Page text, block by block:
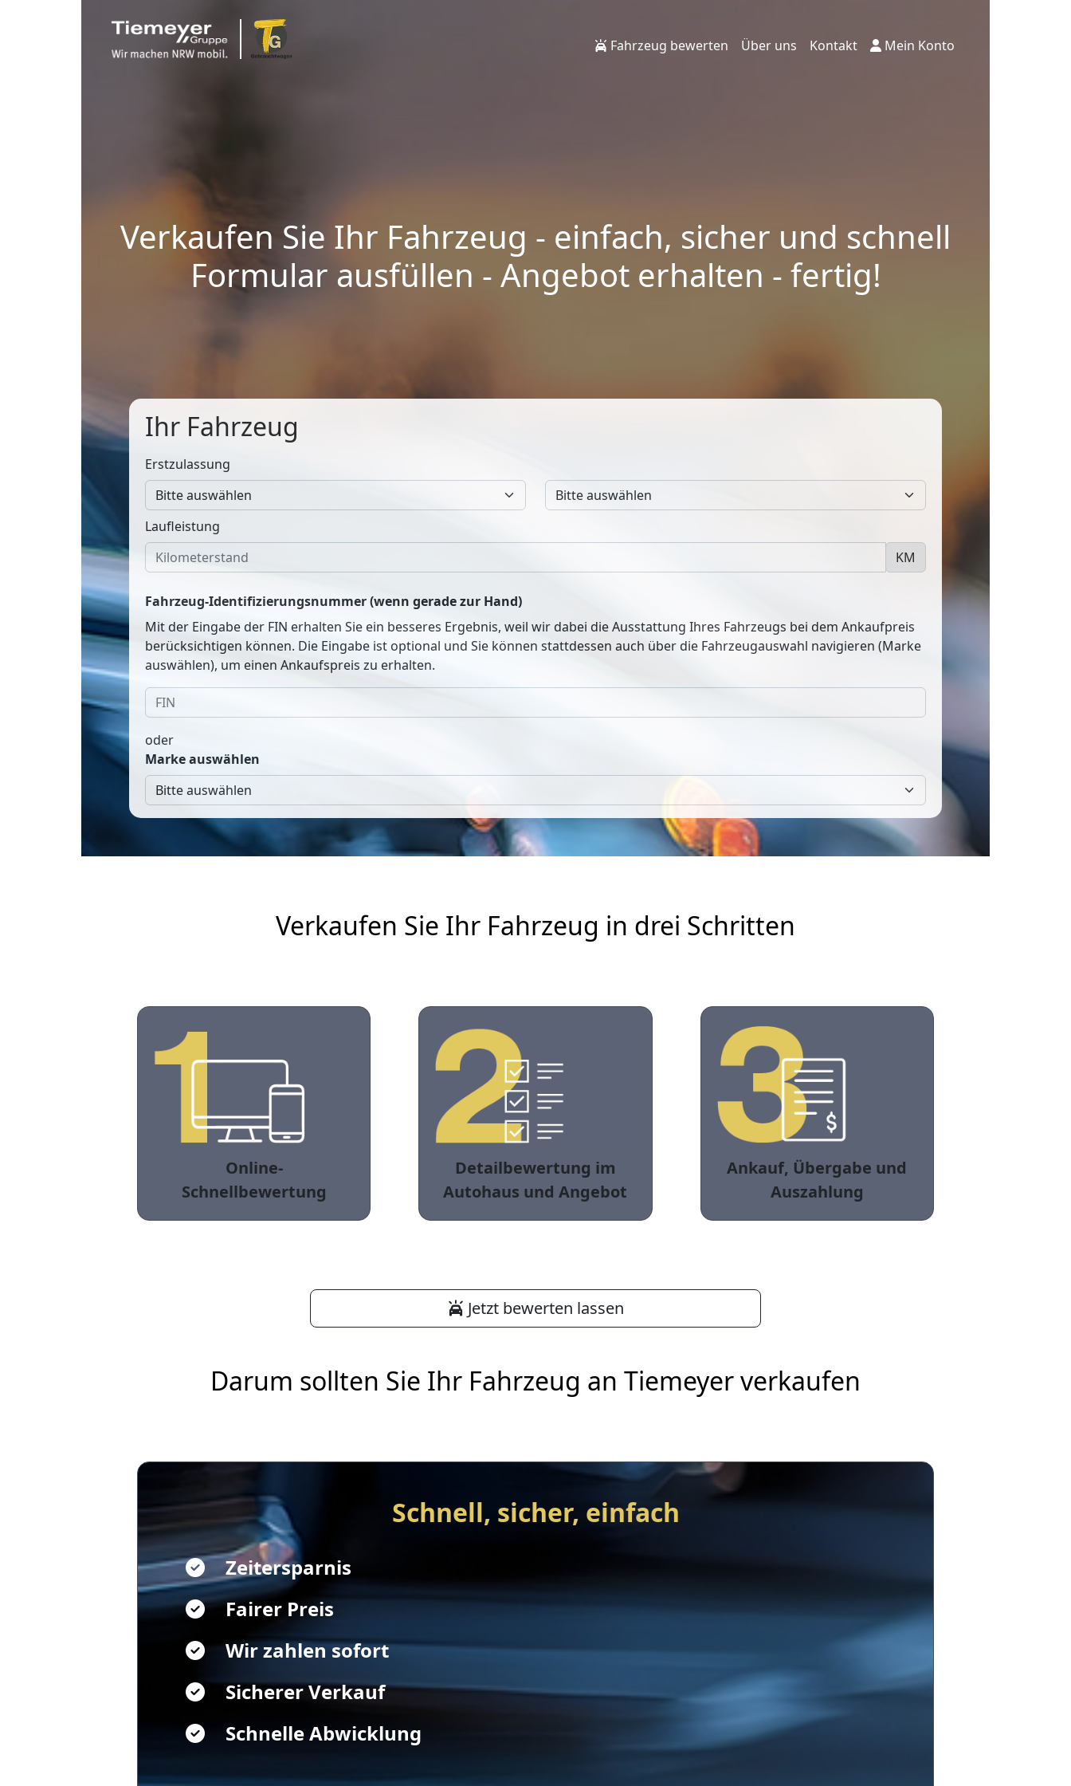
Fahrzeug bewerten Über uns Kontakt Mein Konto
Verkaufen Sie Ihr Fahrzeug - einfach, sicher und schnell
Formular ausfüllen - Angebot erhalten - fertig!
Ihr Fahrzeug
Erstzulassung
Laufleistung
KM
Fahrzeug-Identifizierungsnummer (wenn gerade zur Hand)
Mit der Eingabe der FIN erhalten Sie ein besseres Ergebnis, weil wir dabei die Ausstattung Ihres Fahrzeugs bei dem Ankaufpreis
berücksichtigen können. Die Eingabe ist optional und Sie können stattdessen auch über die Fahrzeugauswahl navigieren (Marke
auswählen), um einen Ankaufspreis zu erhalten.
oder
Marke auswählen
Verkaufen Sie Ihr Fahrzeug in drei Schritten
Online-
Schnellbewertung
Detailbewertung im
Autohaus und Angebot
Ankauf, Übergabe und
Auszahlung
Jetzt bewerten lassen
Darum sollten Sie Ihr Fahrzeug an Tiemeyer verkaufen
Schnell, sicher, einfach
Zeitersparnis
Fairer Preis
Wir zahlen sofort
Sicherer Verkauf
Schnelle Abwicklung